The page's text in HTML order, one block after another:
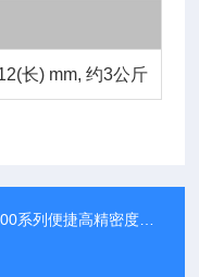
长) mm, 约3公斤
列便捷高精密度LCR表